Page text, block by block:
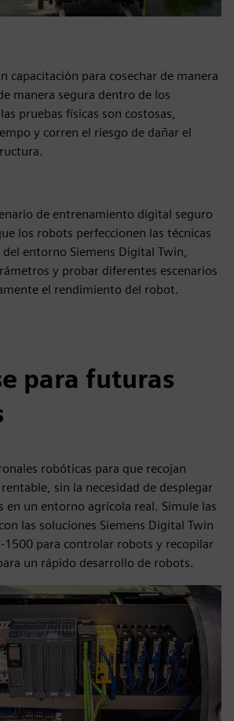
capacitación para cosechar de manera
manera segura dentro de los
pruebas físicas son costosas,
y corren el riesgo de dañar el
de entrenamiento digital seguro
los robots perfeccionen las técnicas
entorno Siemens Digital Twin,
y probar diferentes escenarios
el rendimiento del robot.
para futuras
robóticas para que recojan
sin la necesidad de desplegar
en un entorno agrícola real. Simule las
las soluciones Siemens Digital Twin
1500 para controlar robots y recopilar
un rápido desarrollo de robots.